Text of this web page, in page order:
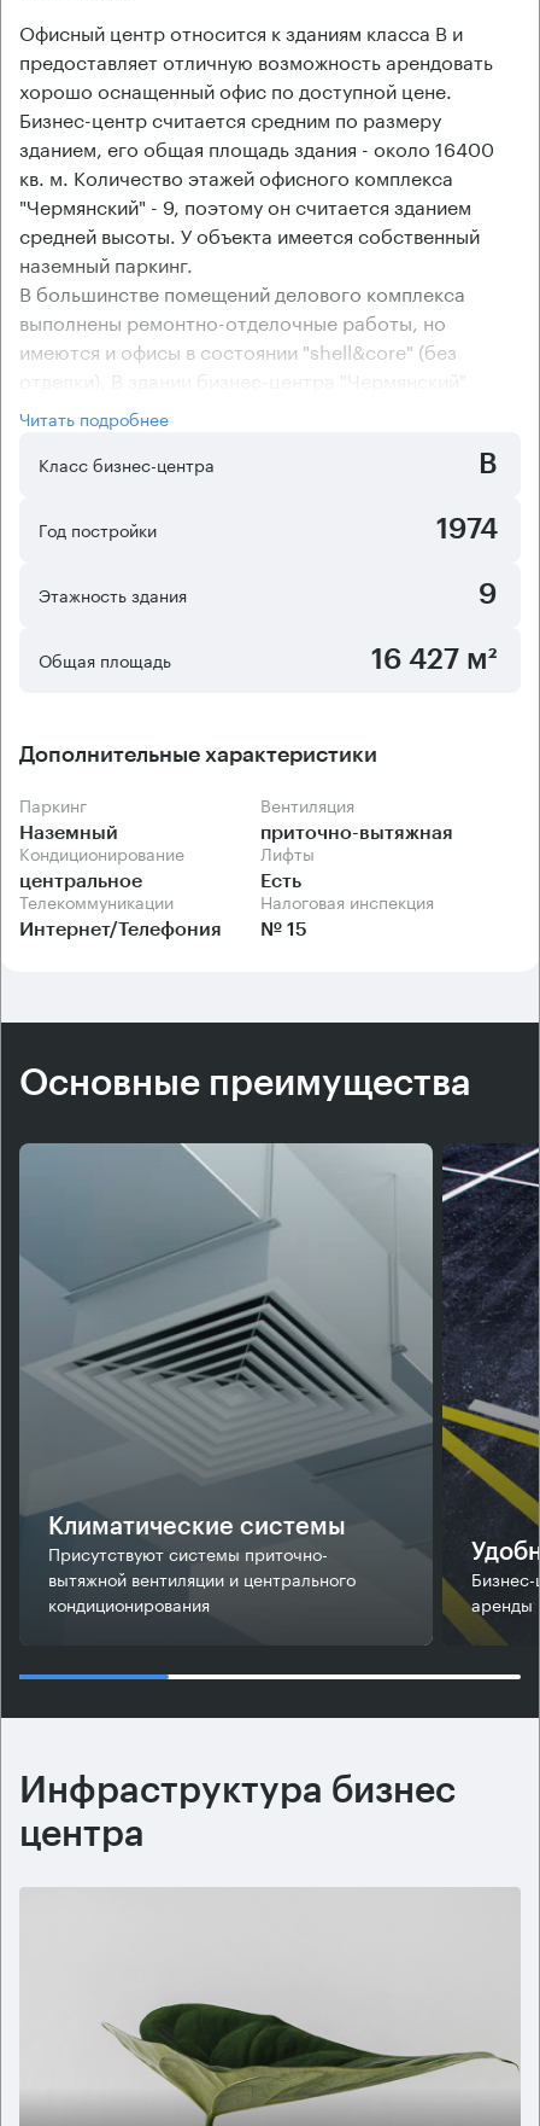
Офисный центр относится к зданиям класса В и
предоставляет отличную возможность арендовать
хорошо оснащенный офис по доступной цене.
Бизнес-центр считается средним по размеру
зданием, его общая площадь здания - около 16400
кв. м. Количество этажей офисного комплекса
"Чермянский" - 9, поэтому он считается зданием
средней высоты. У объекта имеется собственный
наземный паркинг.
В большинстве помещений делового комплекса
выполнены ремонтно-отделочные работы, но
имеются и офисы в состоянии "shell&core" (без
отделки). В здании бизнес-центра "Чермянский"
установлена самая современная централизованная
система кондиционирования и вентиляции, поэтому в
каждом помещении созданы самые благоприятные
помещений офисного центра - смешанная, имеются
Читать подробнее
Класс бизнес-центра
B
Год постройки 1974
Этажность здания 9
Общая площадь 16 427 м²
Дополнительные характеристики
Паркинг
Наземный
Вентиляция
приточно-вытяжная
Кондиционирование
центральное
Лифты
Есть
Телекоммуникации
Интернет/Телефония
Налоговая инспекция
№ 15
Основные преимущества
Климатические системы
Присутствуют системы приточно-
вытяжной вентиляции и центрального
кондиционирования
аренды
Инфраструктура бизнес
центра